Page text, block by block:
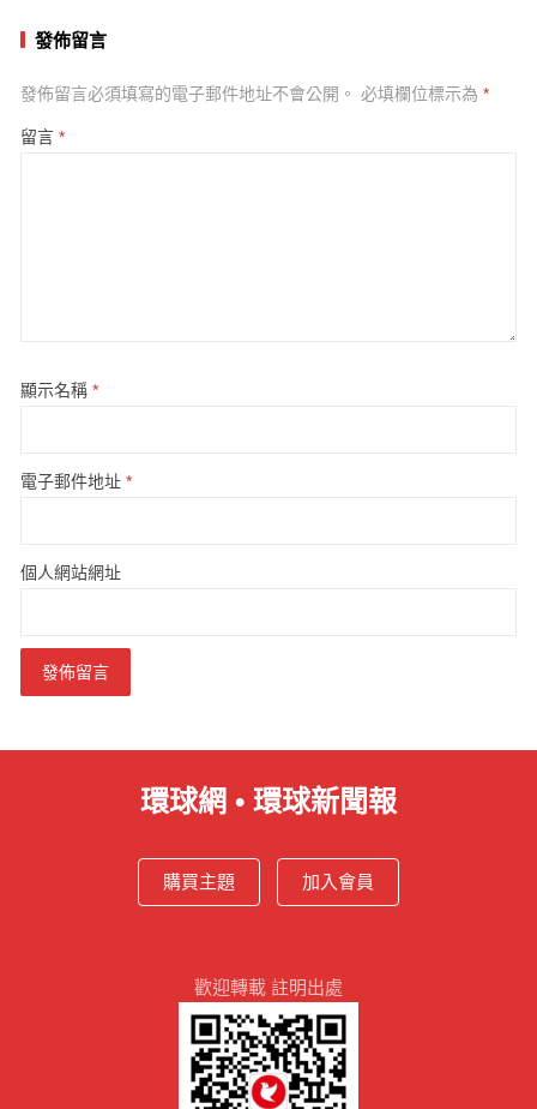
發佈留言
發佈留言必須填寫的電子郵件地址不會公開。 必填欄位標示為 *
留言 *
顯示名稱 *
電子郵件地址 *
個人網站網址
環球網 • 環球新聞報
購買主題 加入會員
歡迎轉載 註明出處